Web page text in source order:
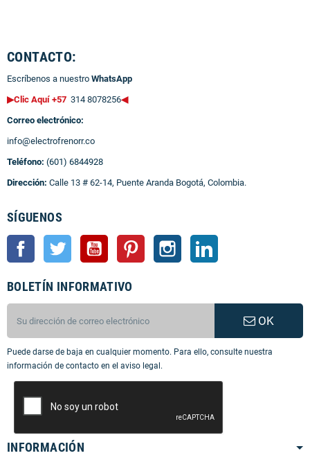
CONTACTO:
Escríbenos a nuestro WhatsApp
▶Clic Aquí +57 314 8078256◀
Correo electrónico:
info@electrofrenorr.co
Teléfono: (601) 6844928
Dirección: Calle 13 # 62-14, Puente Aranda Bogotá, Colombia.
SÍGUENOS
Facebook Twitter YouTube Pinterest Instagram
BOLETÍN INFORMATIVO
OK
Puede darse de baja en cualquier momento. Para ello, consulte nuestra
información de contacto en el aviso legal.
INFORMACIÓN